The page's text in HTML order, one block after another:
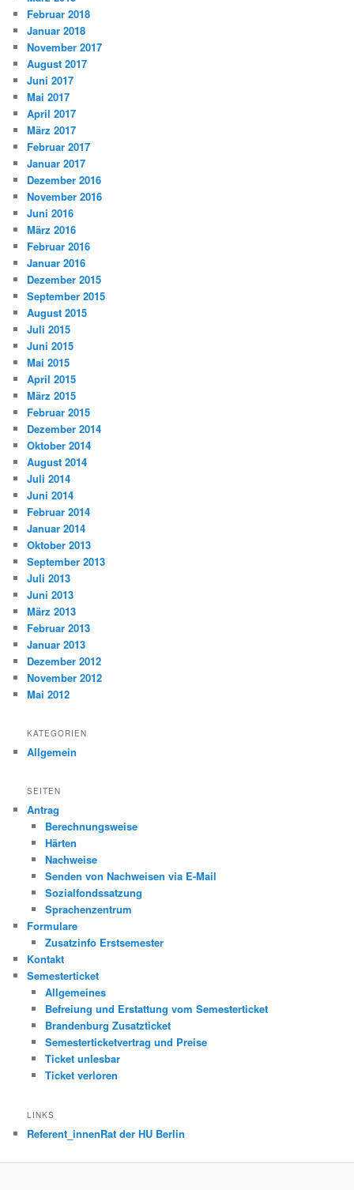
Februar 2018
Januar 2018
November 2017
August 2017
Juni 2017
Mai 2017
April 2017
März 2017
Februar 2017
Januar 2017
Dezember 2016
November 2016
Juni 2016
März 2016
Februar 2016
Januar 2016
Dezember 2015
September 2015
August 2015
Juli 2015
Juni 2015
Mai 2015
April 2015
März 2015
Februar 2015
Dezember 2014
Oktober 2014
August 2014
Juli 2014
Juni 2014
Februar 2014
Januar 2014
Oktober 2013
September 2013
Juli 2013
Juni 2013
März 2013
Februar 2013
Januar 2013
Dezember 2012
November 2012
Mai 2012
KATEGORIEN
Allgemein
SEITEN
Antrag
Berechnungsweise
Härten
Nachweise
Senden von Nachweisen via E-Mail
Sozialfondssatzung
Sprachenzentrum
Formulare
Zusatzinfo Erstsemester
Kontakt
Semesterticket
Allgemeines
Befreiung und Erstattung vom Semesterticket
Brandenburg Zusatzticket
Semesterticketvertrag und Preise
Ticket unlesbar
Ticket verloren
LINKS
Referent_innenRat der HU Berlin